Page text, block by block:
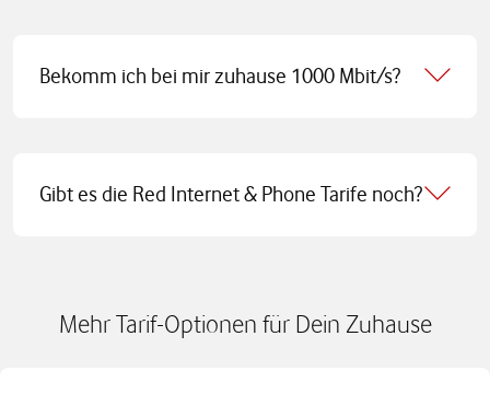
Bekomm ich bei mir zuhause 1000 Mbit/s?
Gibt es die Red Internet & Phone Tarife noch?
Mehr Tarif-Optionen für Dein Zuhause